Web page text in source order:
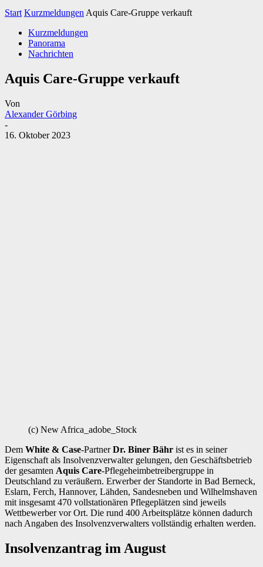
Start Kurzmeldungen Aquis Care-Gruppe verkauft
Kurzmeldungen
Panorama
Nachrichten
Aquis Care-Gruppe verkauft
Von
Alexander Görbing
-
16. Oktober 2023
(c) New Africa_adobe_Stock
Dem White & Case-PartnerDr. Biner Bähr ist es in seiner
Eigenschaft als Insolvenzverwalter gelungen, den Geschäftsbetrieb
der gesamten Aquis Care-Pflegeheimbetreibergruppe in
Deutschland zu veräußern. Erwerber der Standorte in Bad Berneck,
Eslarn, Ferch, Hannover, Lähden, Sandesneben und Wilhelmshaven
mit insgesamt 470 vollstationären Pflegeplätzen sind jeweils
Wettbewerber vor Ort. Die rund 400 Arbeitsplätze können dadurch
nach Angaben des Insolvenzverwalters vollständig erhalten werden.
Insolvenzantrag im August